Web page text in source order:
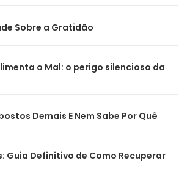
Sobre a Gratidão
o Mal: o perigo silencioso da
Demais E Nem Sabe Por Quê
Guia Definitivo de Como Recuperar